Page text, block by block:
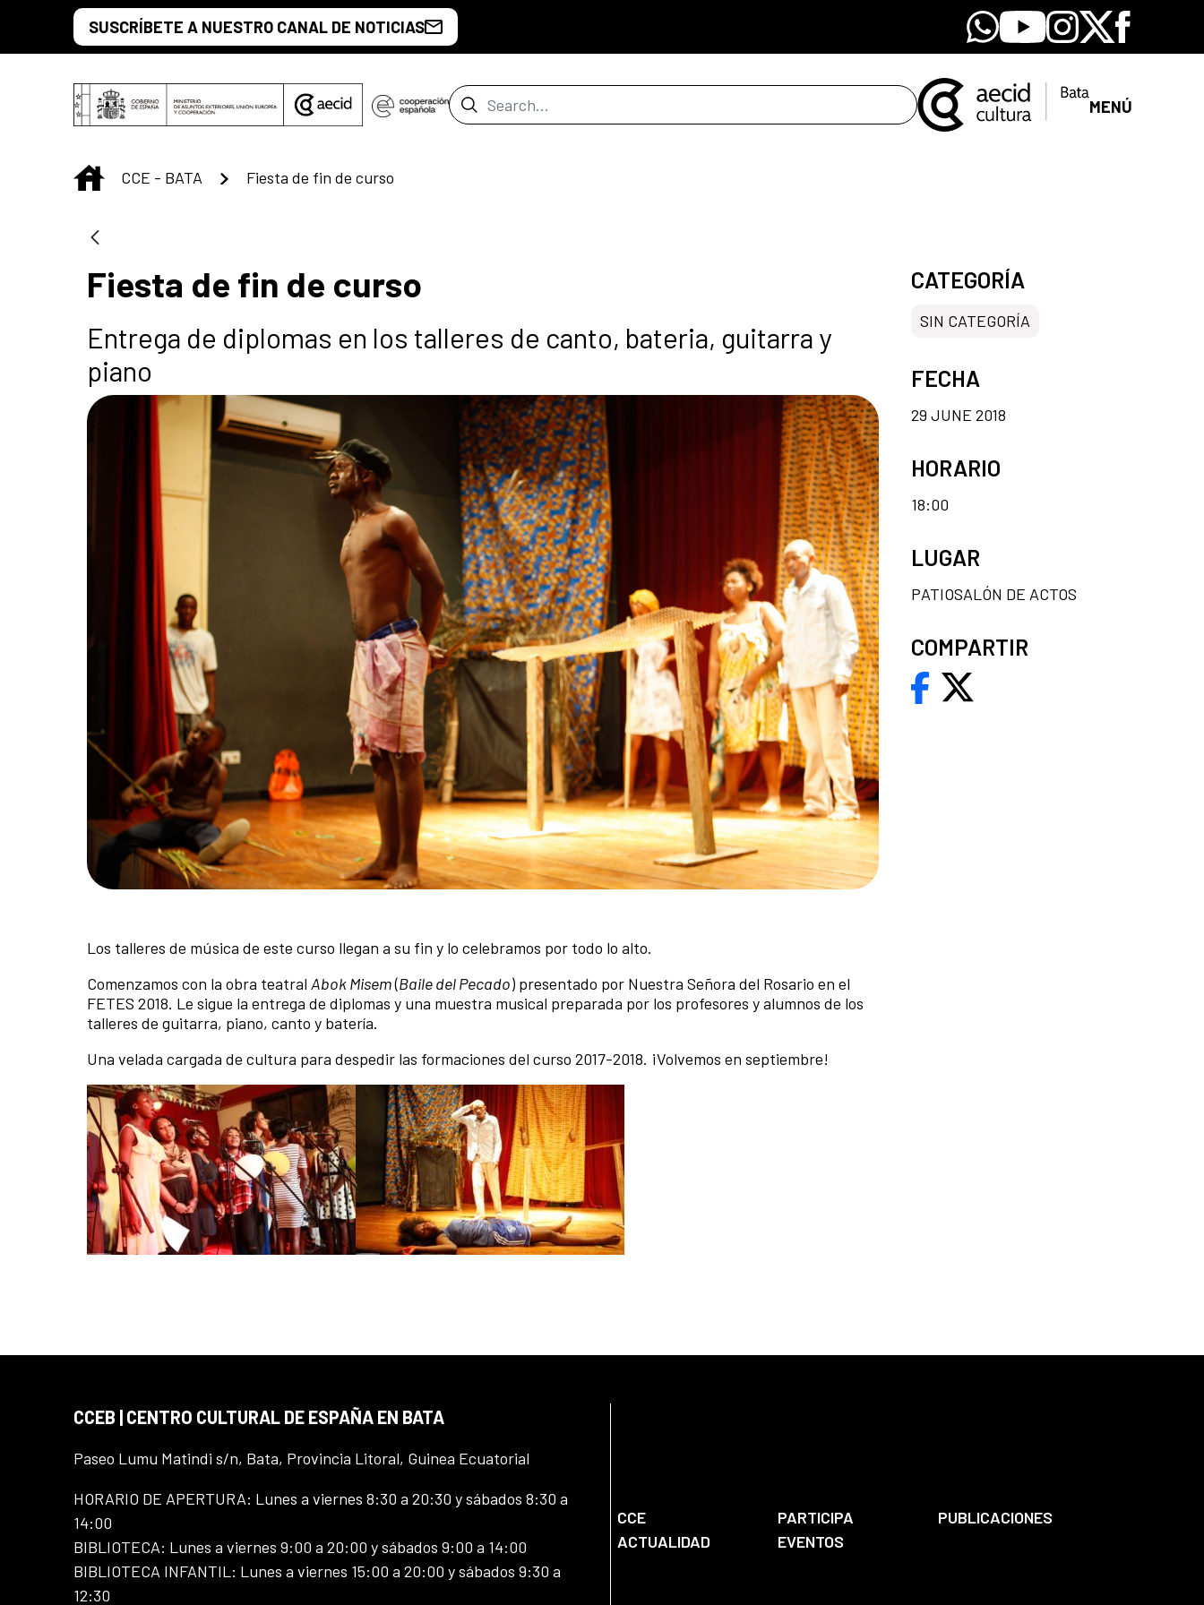
Skip to Main ContentSUSCRÍBETE A NUESTRO CANAL DE NOTICIAS Whatsapp
YoutubeInstagram
X Facebook
Search Bar MENÚ
INICIO
CCE - BATA Fiesta de fin de curso
Fiesta de fin de curso
Entrega de diplomas en los talleres de canto, bateria, guitarra y
piano
Los talleres de música de este curso llegan a su fin y lo celebramos por todo lo alto.
Comenzamos con la obra teatral Abok Misem(Baile del Pecado) presentado por Nuestra Señora del Rosario en el
FETES 2018. Le sigue la entrega de diplomas y una muestra musical preparada por los profesores y alumnos de los
talleres de guitarra, piano, canto y batería.
Una velada cargada de cultura para despedir las formaciones del curso 2017-2018. ¡Volvemos en septiembre!
CATEGORÍA
SIN CATEGORÍA
FECHA
29 JUNE 2018
HORARIO
18:00
LUGAR
PATIOSALÓN DE ACTOS
COMPARTIR
CCEB | CENTRO CULTURAL DE ESPAÑA EN BATA
Paseo Lumu Matindi s/n, Bata, Provincia Litoral, Guinea Ecuatorial
HORARIO DE APERTURA: Lunes a viernes 8:30 a 20:30 y sábados 8:30 a
14:00
BIBLIOTECA: Lunes a viernes 9:00 a 20:00 y sábados 9:00 a 14:00
BIBLIOTECA INFANTIL: Lunes a viernes 15:00 a 20:00 y sábados 9:30 a
12:30
CCE PARTICIPA
PUBLICACIONES
ACTUALIDAD
EVENTOS